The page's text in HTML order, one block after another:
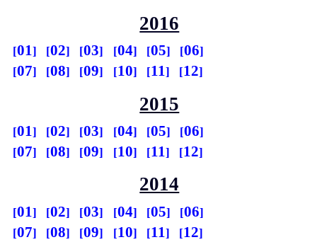
2016
01 02 03 04 05
06
07
08 09 10 11 12
2015
01 02 03 04 05
06
07
08 09 10 11 12
2014
01 02 03 04 05
06
07
08 09 10 11 12